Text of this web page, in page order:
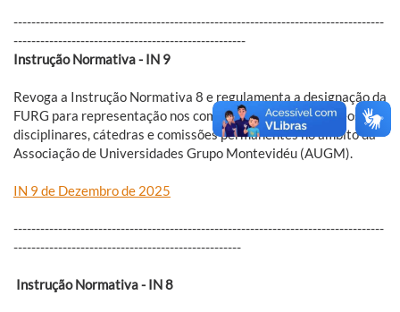
-----------------------------------------------------------------------------------
----------------------------------------------------
Instrução Normativa - IN 9
Revoga a Instrução Normativa 8 e regulamenta a designação da
FURG para representação nos comitês acadêmicos, núcleos
disciplinares, cátedras e comissões permanentes no âmbito da
Associação de Universidades Grupo Montevidéu (AUGM).
IN 9 de Dezembro de 2025
-----------------------------------------------------------------------------------
---------------------------------------------------
Instrução Normativa - IN 8